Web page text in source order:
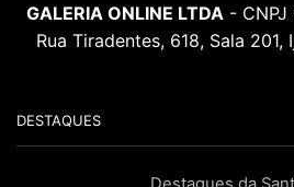
GALERIA ONLINE LTDA - CNPJ
Rua Tiradentes, 618, Sala
DESTAQUES